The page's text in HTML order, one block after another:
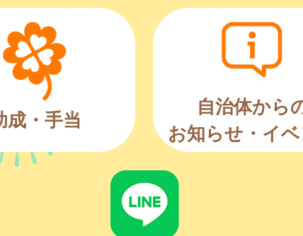
成・手当
自治体から
お知らせ・イ